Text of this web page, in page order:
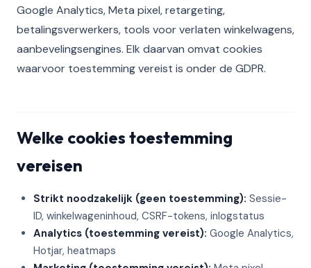
Google Analytics, Meta pixel, retargeting,
betalingsverwerkers, tools voor verlaten winkelwagens,
aanbevelingsengines. Elk daarvan omvat cookies
waarvoor toestemming vereist is onder de GDPR.
Welke cookies toestemming
vereisen
Strikt noodzakelijk (geen toestemming): Sessie-
ID, winkelwageninhoud, CSRF-tokens, inlogstatus
Analytics (toestemming vereist): Google Analytics,
Hotjar, heatmaps